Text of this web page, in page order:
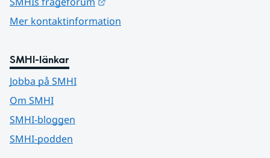
Mer kontaktinformation
SMHI-länkar
Jobba på SMHI
Om SMHI
SMHI-bloggen
SMHI-podden